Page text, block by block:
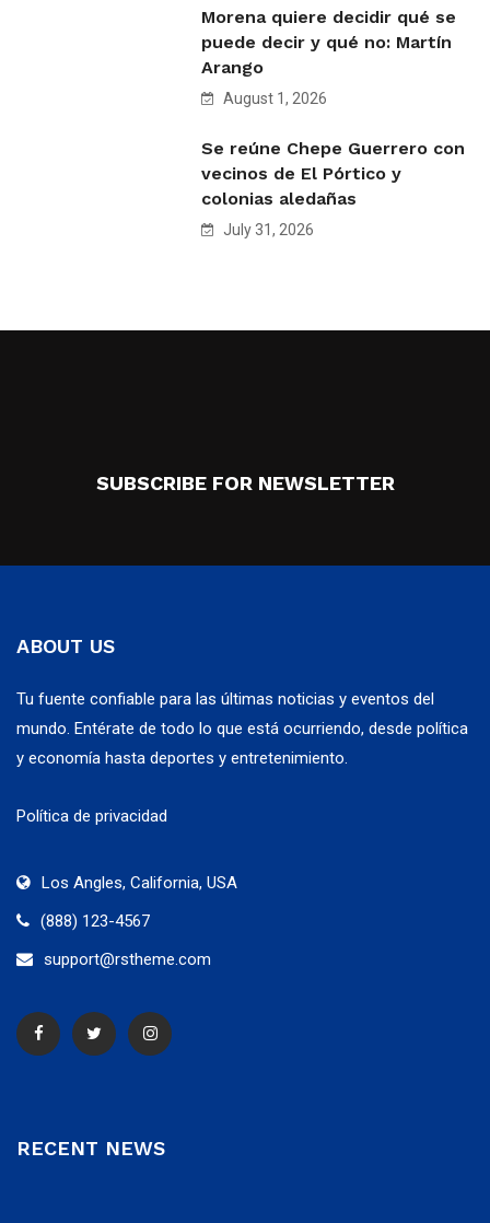
Morena quiere decidir qué se
puede decir y qué no: Martín
Arango
August 1, 2026
Se reúne Chepe Guerrero con
vecinos de El Pórtico y
colonias aledañas
July 31, 2026
SUBSCRIBE FOR NEWSLETTER
ABOUT US
Tu fuente confiable para las últimas noticias y eventos del
mundo. Entérate de todo lo que está ocurriendo, desde política
y economía hasta deportes y entretenimiento.
Política de privacidad
Los Angles, California, USA
(888) 123-4567
support@rstheme.com
RECENT NEWS